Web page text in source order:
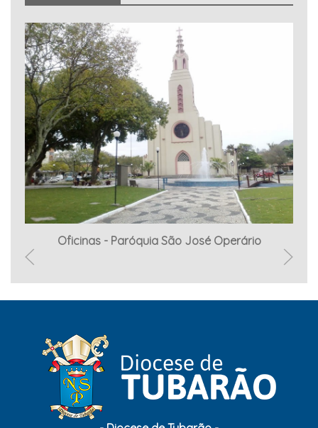
Oficinas - Paróquia São José Operário